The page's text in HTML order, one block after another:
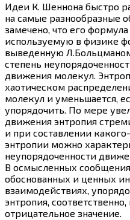
Идеи К. Шеннона быстро
на самые разнообразные
замечено, что его
используемую в физике
выведенную
степень
движения молекул.
хаотическом
молекул и уменьшается,
упорядочить. По мере
движения энтропия
и при составлении
энтропии можно
неупорядоченности
В осмысленных
обоснованных и ценных
взаимодействиях,
энтропия,
отрицательное значение.